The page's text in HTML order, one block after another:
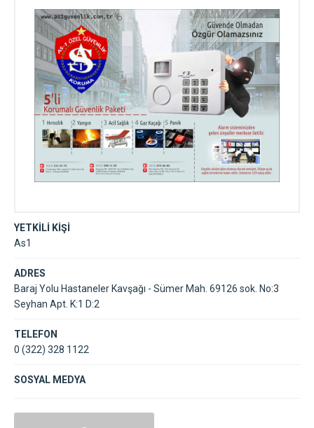
YETKİLİ KİŞİ
As1
ADRES
Baraj Yolu Hastaneler Kavşağı - Sümer Mah. 69126 sok. No:3
Seyhan Apt. K:1 D:2
TELEFON
0 (322) 328 1122
SOSYAL MEDYA